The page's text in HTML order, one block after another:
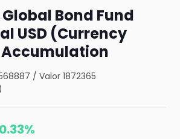
Global Bond Fund
USD (Currency
Accumulation
/Valor 1872365